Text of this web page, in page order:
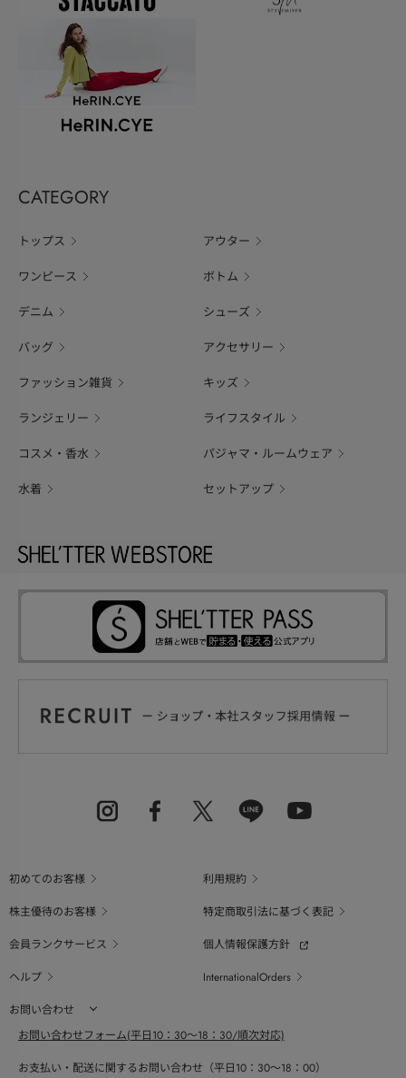
CATEGORY
トップス アウター
ワンピース ボトム
デニム シューズ
バッグ アクセサリー
ファッション雑貨 キッズ
ランジェリー ライフスタイル
コスメ・香水 パジャマ・ルームウェア
水着 セットアップ
初めてのお客様
利用規約
株主優待のお客様
特定商取引法に基づく表記
会員ランクサービス
個人情報保護方針
ヘルプ
InternationalOrders
お問い合わせ
お問い合わせフォーム(平日10：30～18：30/順次対応)
お支払い・配送に関するお問い合わせ（平日10：30～18：00）